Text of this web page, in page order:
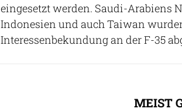
eingesetzt werden. Saudi-Arabiens
Indonesien und auch Taiwan
Interessenbekundung an der F-35
MEIST